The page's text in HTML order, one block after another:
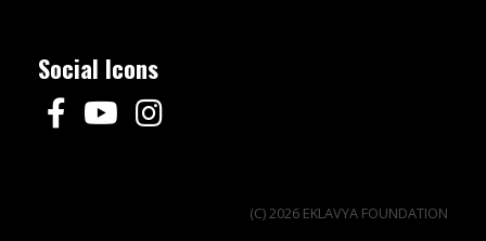
Social Icons
(C) 2026 EKLAVYA FOUNDATION